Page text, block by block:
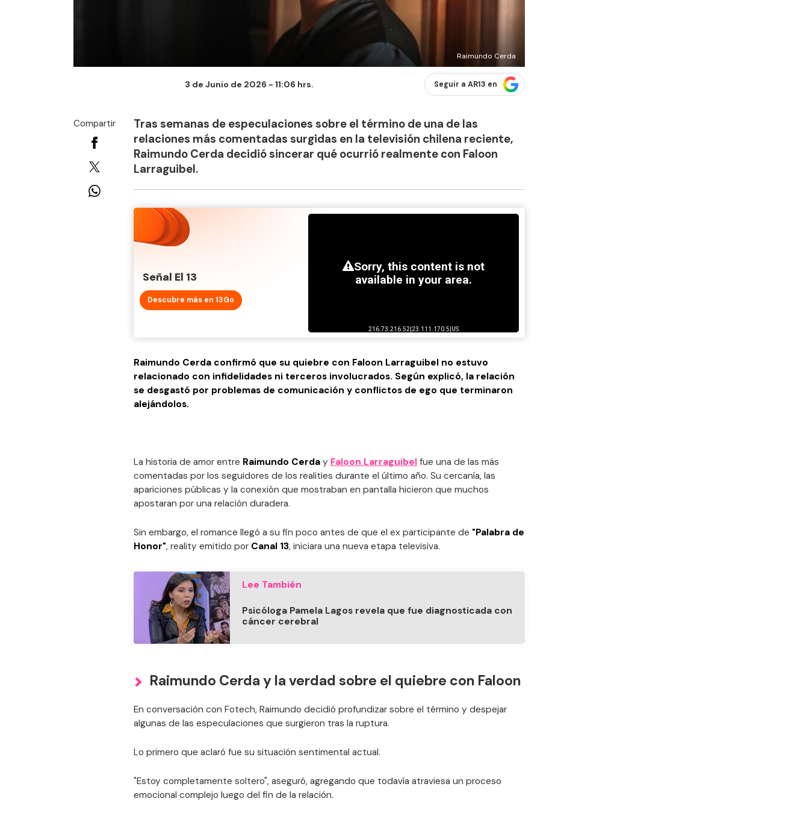
Raimundo Cerda
3 de Junio de 2026 - 11:06 hrs. Seguir a AR13 en
Compartir
Tras semanas de especulaciones sobre el término de una de las
relaciones más comentadas surgidas en la televisión chilena reciente,
Raimundo Cerda decidió sincerar qué ocurrió realmente con Faloon
Larraguibel.
Señal El 13
Descubre más en 13Go
Raimundo Cerda confirmó que su quiebre con Faloon Larraguibel no estuvo
relacionado con infidelidades ni terceros involucrados. Según explicó, la relación
se desgastó por problemas de comunicación y conflictos de ego que terminaron
alejándolos.
La historia de amor entre Raimundo Cerda y Faloon Larraguibel fue una de las más
comentadas por los seguidores de los realities durante el último año. Su cercanía, las
apariciones públicas y la conexión que mostraban en pantalla hicieron que muchos
apostaran por una relación duradera.
Sin embargo, el romance llegó a su fin poco antes de que el ex participante de "Palabra de
Honor", reality emitido por Canal 13, iniciara una nueva etapa televisiva.
Lee También
Psicóloga Pamela Lagos revela que fue diagnosticada con
cáncer cerebral
Raimundo Cerda y la verdad sobre el quiebre con Faloon
En conversación con Fotech, Raimundo decidió profundizar sobre el término y despejar
algunas de las especulaciones que surgieron tras la ruptura.
Lo primero que aclaró fue su situación sentimental actual.
"Estoy completamente soltero", aseguró, agregando que todavía atraviesa un proceso
emocional complejo luego del fin de la relación.